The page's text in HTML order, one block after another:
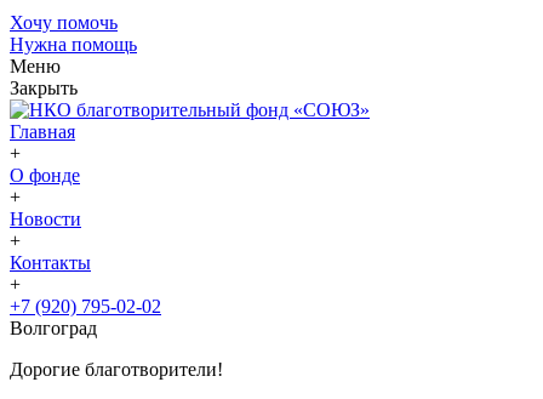
Хочу помочь
Нужна помощь
Меню
Закрыть
Главная
+
О фонде
+
Новости
+
Контакты
+
+7 (920) 795-02-02
Волгоград
Дорогие благотворители!